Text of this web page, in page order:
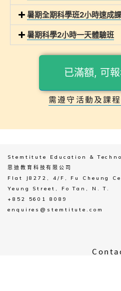
暑期全期科學班2小時速成
暑期科學2小時一天體驗班
已滿額, 可
需遵守活動及課
Stemtitute Education &
思迪教育科技有限公司
Flat J8272, 4/F, Fu Cheung
Yeung Street, Fo Tan, N. T.
+852 5601 8089
enquires@stemtitute.com